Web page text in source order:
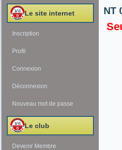
Le site internet
Inscription
Profil
Connexion
Déconnexion
Nouveau mot de passe
Le club
Devenir Membre
NT